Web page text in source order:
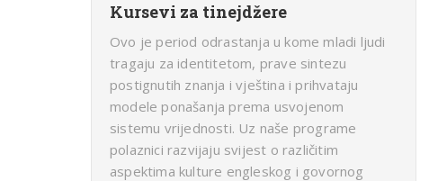
Kursevi za tinejdžere
Ovo je period odrastanja u kome mladi ljudi
tragaju za identitetom, prave sintezu
postignutih znanja i vještina i prihvataju
modele ponašanja prema usvojenom
sistemu vrijednosti. Uz naše programe
polaznici razvijaju svijest o različitim
aspektima kulture engleskog i govornog